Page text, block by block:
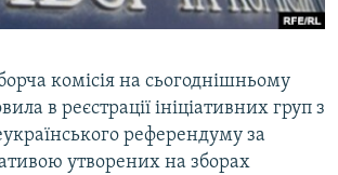
КРИМУ
RL
комісія на сьогоднішньому
в реєстрації ініціативних груп з
референдуму за
утворених на зборах